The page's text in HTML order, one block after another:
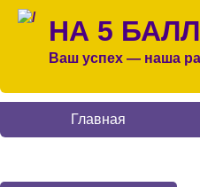
НА 5
Ваш успех — наша
Главная